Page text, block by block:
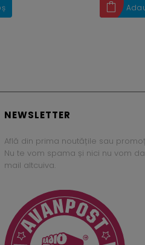
NEWSLETTER
Află din prima noutățile sau
Nu te vom spama și nici nu vom
mail altcuiva.